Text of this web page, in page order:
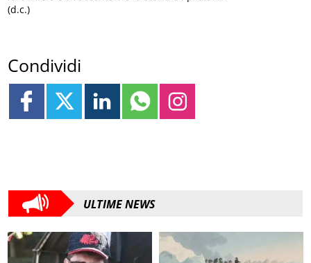
(d.c.)
Condividi
ULTIME NEWS